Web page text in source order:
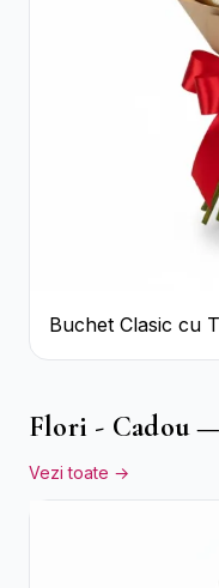
Buchet Clasic cu
Gypsophila
Flori - Cadou
Vezi toate →